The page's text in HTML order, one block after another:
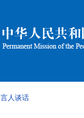
人谈话